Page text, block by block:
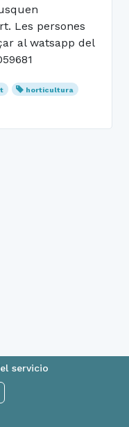
Les persones
al watsapp del
horticultura
servicio